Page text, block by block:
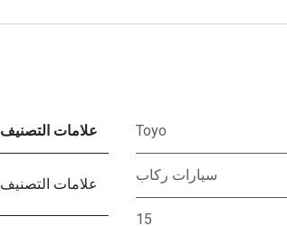
Toyo
سيارات ركاب
15
علامات التصنيف
علامات التصنيف